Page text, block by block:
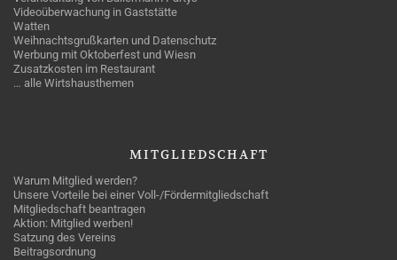
Videoüberwachung in Gaststätte
Watten
Weihnachtsgrußkarten und Datenschutz
Werbung mit Oktoberfest und Wiesn
Zusatzkosten im Restaurant
… alle Wirtshausthemen
MITGLIEDSCHAFT
Warum Mitglied werden?
Unsere Vorteile bei einer Voll-/Fördermitgliedschaft
Mitgliedschaft beantragen
Aktion: Mitglied werben!
Satzung des Vereins
Beitragsordnung